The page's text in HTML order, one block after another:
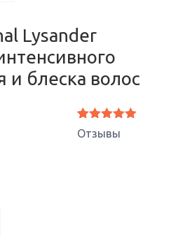
Lysander
и блеска волос
Рейтинг
5.00из 5
2
Отзывы